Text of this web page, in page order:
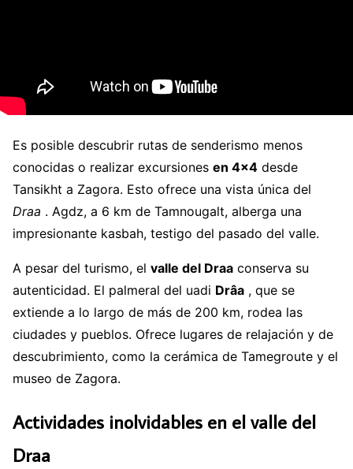
Es posible descubrir rutas de senderismo menos
conocidas o realizar excursiones en 4×4 desde
Tansikht a Zagora. Esto ofrece una vista única del
Draa . Agdz, a 6 km de Tamnougalt, alberga una
impresionante kasbah, testigo del pasado del valle.
A pesar del turismo, el valle del Draa conserva su
autenticidad. El palmeral del uadi Drâa , que se
extiende a lo largo de más de 200 km, rodea las
ciudades y pueblos. Ofrece lugares de relajación y de
descubrimiento, como la cerámica de Tamegroute y el
museo de Zagora.
Actividades inolvidables en el valle del
Draa